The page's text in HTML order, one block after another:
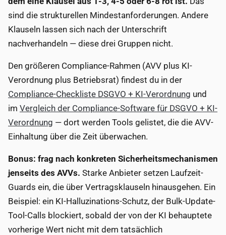
sind die strukturellen Mindestanforderungen. Andere
Klauseln lassen sich nach der Unterschrift
nachverhandeln — diese drei Gruppen nicht.
Den größeren Compliance-Rahmen (AVV plus KI-
Verordnung plus Betriebsrat) findest du in der
Compliance-Checkliste DSGVO + KI-Verordnung und
im Vergleich der Compliance-Software für DSGVO + KI-
Verordnung — dort werden Tools gelistet, die die AVV-
Einhaltung über die Zeit überwachen.
Bonus: frag nach konkreten Sicherheitsmechanismen
jenseits des AVVs. Starke Anbieter setzen Laufzeit-
Guards ein, die über Vertragsklauseln hinausgehen. Ein
Beispiel: ein KI-Halluzinations-Schutz, der Bulk-Update-
Tool-Calls blockiert, sobald der von der KI behauptete
vorherige Wert nicht mit dem tatsächlich